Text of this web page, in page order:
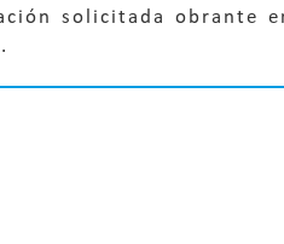
solicitada obrante